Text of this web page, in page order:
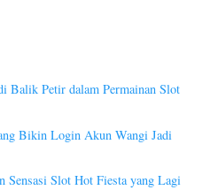
Balik Petir dalam Permainan Slot
Bikin Login Akun Wangi Jadi
Sensasi Slot Hot Fiesta yang Lagi